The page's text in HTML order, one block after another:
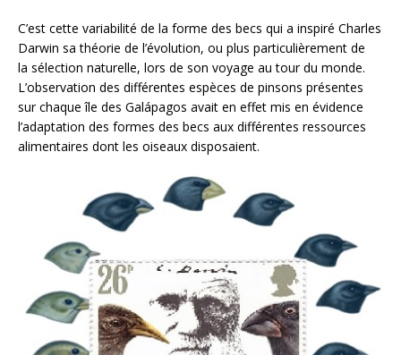
C’est cette variabilité de la forme des becs qui a inspiré Charles
Darwin sa théorie de l’évolution, ou plus particulièrement de
la sélection naturelle, lors de son voyage au tour du monde.
L’observation des différentes espèces de pinsons présentes
sur chaque île des Galápagos avait en effet mis en évidence
l’adaptation des formes des becs aux différentes ressources
alimentaires dont les oiseaux disposaient.